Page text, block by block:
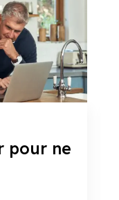
pour ne